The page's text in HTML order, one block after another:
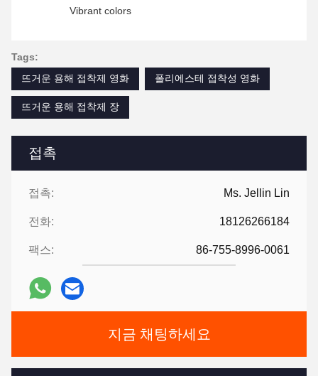
접촉
접촉: Ms. Jellin Lin
전화: 18126266184
팩스: 86-755-8996-0061
지금 채팅하세요
Vibrant colors
Tags:
뜨거운 용해 접착제 영화
폴리에스테 접착성 영화
뜨거운 용해 접착제 장